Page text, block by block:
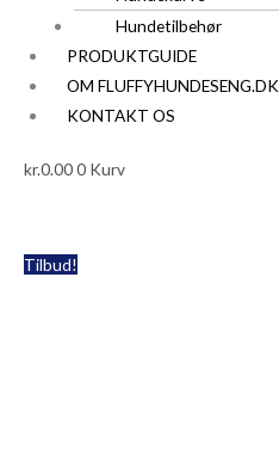
Hundetilbehør
PRODUKTGUIDE
OM FLUFFYHUNDESENG.DK
KONTAKT OS
kr.0.000 Kurv
Tilbud!
Pablo